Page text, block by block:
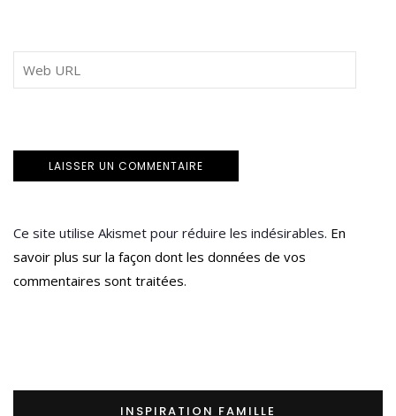
Ce site utilise Akismet pour réduire les indésirables. En
savoir plus sur la façon dont les données de vos
commentaires sont traitées.
INSPIRATION FAMILLE